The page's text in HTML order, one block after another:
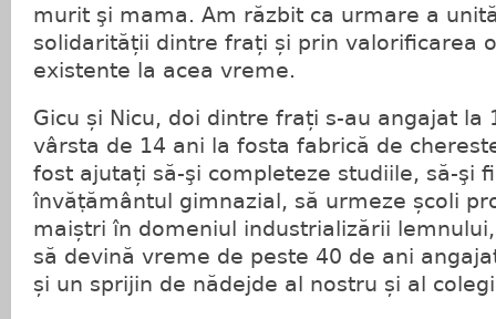
murit şi mama. Am răzbit ca urmare a
solidarității dintre frați și prin valorificarea
existente la acea vreme.
Gicu și Nicu, doi dintre frați s-au angajat la
vârsta de 14 ani la fosta fabrică de
fost ajutați să-şi completeze studiile, să-şi
învăṭământul gimnazial, să urmeze școli
maiștri în domeniul industrializării
să devină vreme de peste 40 de ani
și un sprijin de nădejde al nostru și al